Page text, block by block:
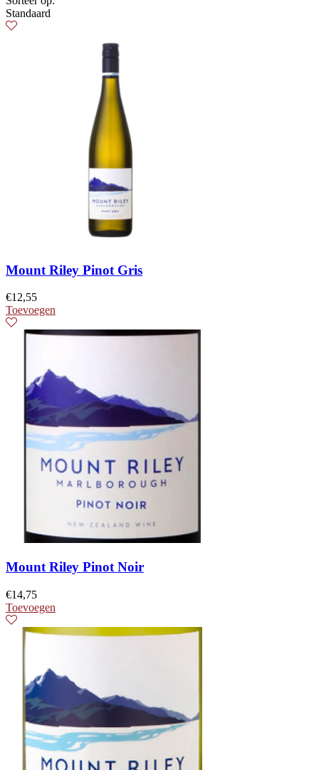
Standaard
Mount Riley Pinot Gris
€12,55
Toevoegen
Mount Riley Pinot Noir
€14,75
Toevoegen